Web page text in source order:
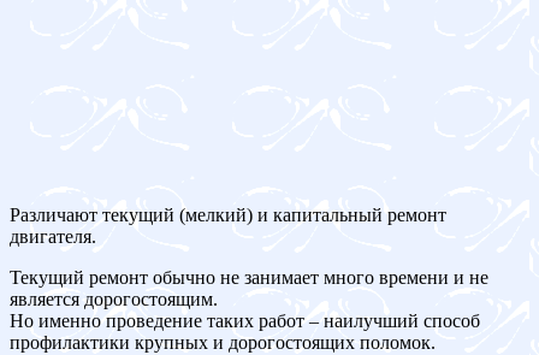
Различают текущий (мелкий) и капитальный ремонт
двигателя.
Текущий ремонт обычно не занимает много времени и не
является дорогостоящим.
Но именно проведение таких работ – наилучший способ
профилактики крупных и дорогостоящих поломок.